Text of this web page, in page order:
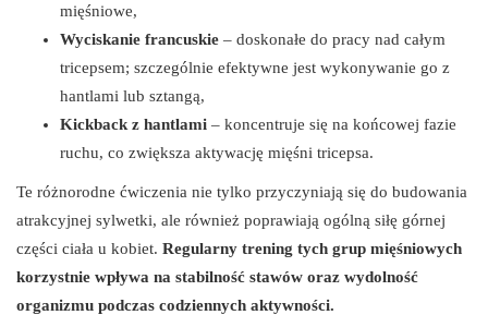
mięśniowe,
Wyciskanie francuskie – doskonałe do pracy nad całym
tricepsem; szczególnie efektywne jest wykonywanie go z
hantlami lub sztangą,
Kickback z hantlami – koncentruje się na końcowej fazie
ruchu, co zwiększa aktywację mięśni tricepsa.
Te różnorodne ćwiczenia nie tylko przyczyniają się do budowania
atrakcyjnej sylwetki, ale również poprawiają ogólną siłę górnej
części ciała u kobiet. Regularny trening tych grup mięśniowych
korzystnie wpływa na stabilność stawów oraz wydolność
organizmu podczas codziennych aktywności.